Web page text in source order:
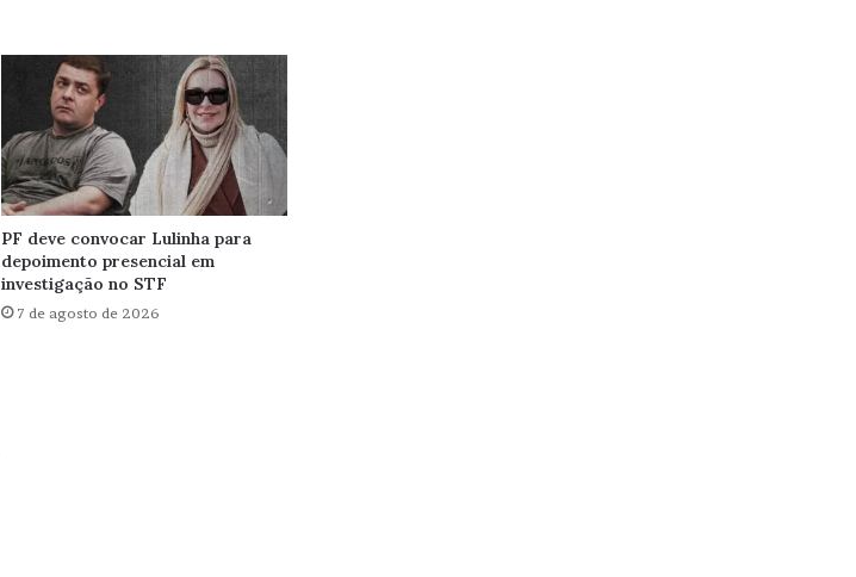
PF deve convocar Lulinha para
depoimento presencial em
investigação no STF
7 de agosto de 2026